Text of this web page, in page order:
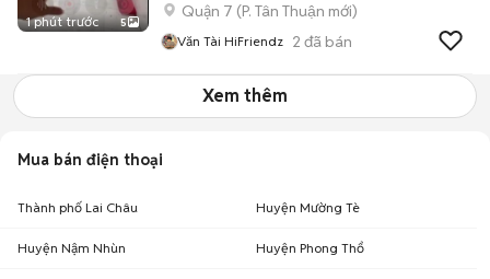
1 phút trước 5
Quận 7 (P. Tân Thuận mới)
Văn Tài HiFriendz 2 đã bán
Xem thêm
Mua bán điện thoại
Thành phố Lai Châu Huyện Mường Tè
Huyện Nậm Nhùn Huyện Phong Thổ